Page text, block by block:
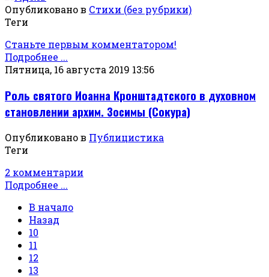
Опубликовано в Стихи (без рубрики)
Теги
Станьте первым комментатором!
Подробнее ...
Пятница, 16 августа 2019 13:56
Роль святого Иоанна Кронштадтского в духовном
становлении архим. Зосимы (Сокура)
Опубликовано в Публицистика
Теги
2 комментарии
Подробнее ...
В начало
Назад
10
11
12
13